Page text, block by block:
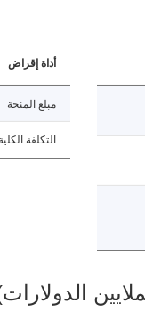
أداة إقراض
مبلغ المنحة
التكلفة
2026/07/